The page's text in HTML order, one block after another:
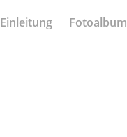
Einleitung Fotoalbum